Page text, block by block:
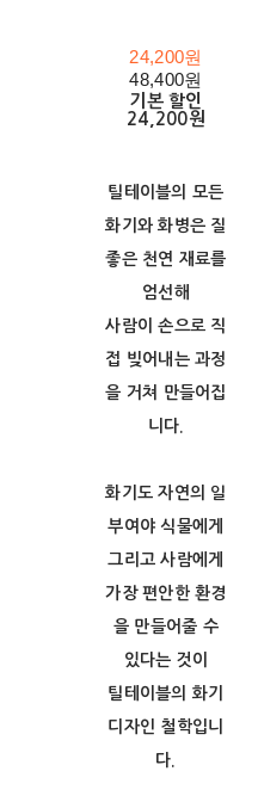
24,200원
48,400원
기본 할인
24,200원
틸테이블의 모든
화기와 화병은 질
좋은 천연 재료를
엄선해
사람이 손으로 직
접 빚어내는 과정
을 거쳐 만들어집
니다.
화기도 자연의 일
부여야 식물에게
그리고 사람에게
가장 편안한 환경
을 만들어줄 수
있다는 것이
틸테이블의 화기
디자인 철학입니
다.